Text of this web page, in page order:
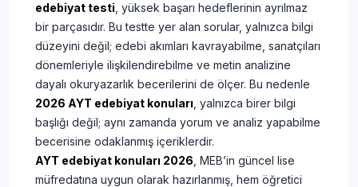
edebiyat testi , yüksek başarı hedeflerinin ayrılmaz
bir parçasıdır. Bu testte yer alan sorular, yalnızca bilgi
düzeyini değil; edebi akımları kavrayabilme, sanatçıları
dönemleriyle ilişkilendirebilme ve metin analizine
dayalı okuryazarlık becerilerini de ölçer. Bu nedenle
2026 AYT edebiyat konuları , yalnızca birer bilgi
başlığı değil; aynı zamanda yorum ve analiz yapabilme
becerisine odaklanmış içeriklerdir.
AYT edebiyat konuları 2026 , MEB’in güncel lise
müfredatına uygun olarak hazırlanmış, hem öğretici